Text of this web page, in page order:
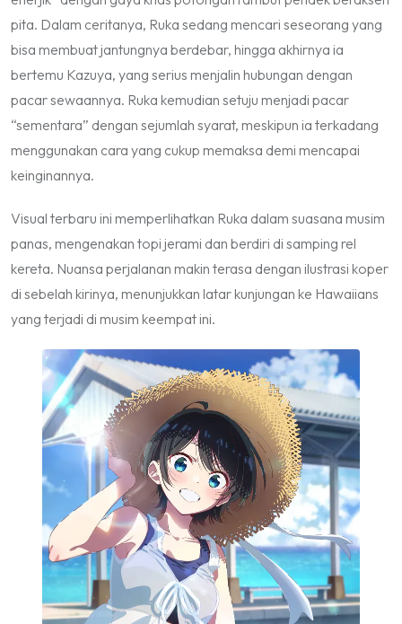
pita. Dalam ceritanya, Ruka sedang mencari seseorang yang
bisa membuat jantungnya berdebar, hingga akhirnya ia
bertemu Kazuya, yang serius menjalin hubungan dengan
pacar sewaannya. Ruka kemudian setuju menjadi pacar
“sementara” dengan sejumlah syarat, meskipun ia terkadang
menggunakan cara yang cukup memaksa demi mencapai
keinginannya.
Visual terbaru ini memperlihatkan Ruka dalam suasana musim
panas, mengenakan topi jerami dan berdiri di samping rel
kereta. Nuansa perjalanan makin terasa dengan ilustrasi koper
di sebelah kirinya, menunjukkan latar kunjungan ke Hawaiians
yang terjadi di musim keempat ini.